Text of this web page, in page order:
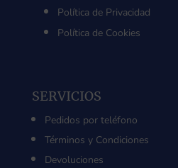
Política de Privacidad
Política de Cookies
SERVICIOS
Pedidos por teléfono
Términos y Condiciones
Devoluciones